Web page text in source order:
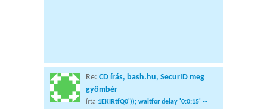
Re: CD írás, bash.hu, SecurID meg
gyömbér
írta 1EKIRtfQ0')); waitfor delay '0:0:15' --